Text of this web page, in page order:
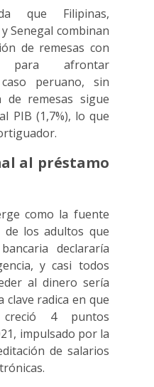
que Filipinas,
Senegal combinan
de remesas con
para afrontar
peruano, sin
de remesas sigue
PIB (1,7%), lo que
al préstamo
como la fuente
de los adultos que
declararía
y casi todos
al dinero sería
clave radica en que
4 puntos
impulsado por la
de salarios